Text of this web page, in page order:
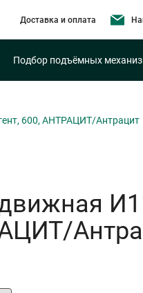
Доставка и оплата
Подбор подъёмных
600, АНТРАЦИТ/Антрацит